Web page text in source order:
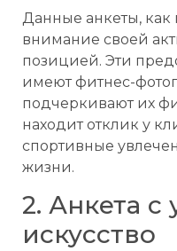
Данные анкеты, как
внимание своей
позицией. Эти
имеют фитнес-
подчеркивают их
находит отклик у
спортивные
жизни.
2. Анкета с
искусство